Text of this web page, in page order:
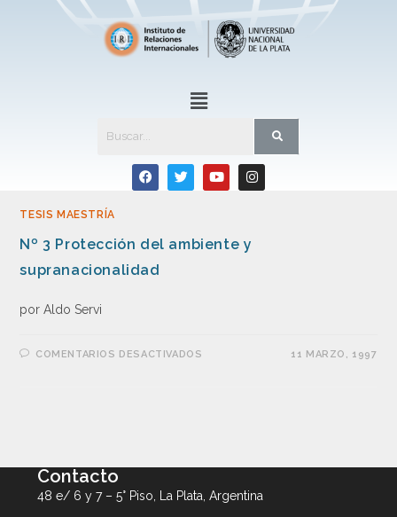
TESIS MAESTRÍA
Nº 3 Protección del ambiente y
supranacionalidad
por Aldo Servi
COMENTARIOS DESACTIVADOS 11 MARZO, 1997
Contacto
48 e/ 6 y 7 – 5° Piso, La Plata, Argentina